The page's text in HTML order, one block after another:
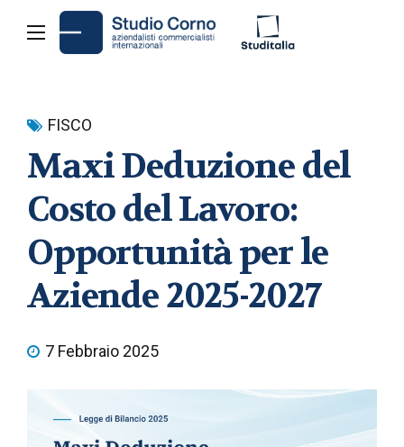
FISCO
Maxi Deduzione del
Costo del Lavoro:
Opportunità per le
Aziende 2025-2027
7 Febbraio 2025